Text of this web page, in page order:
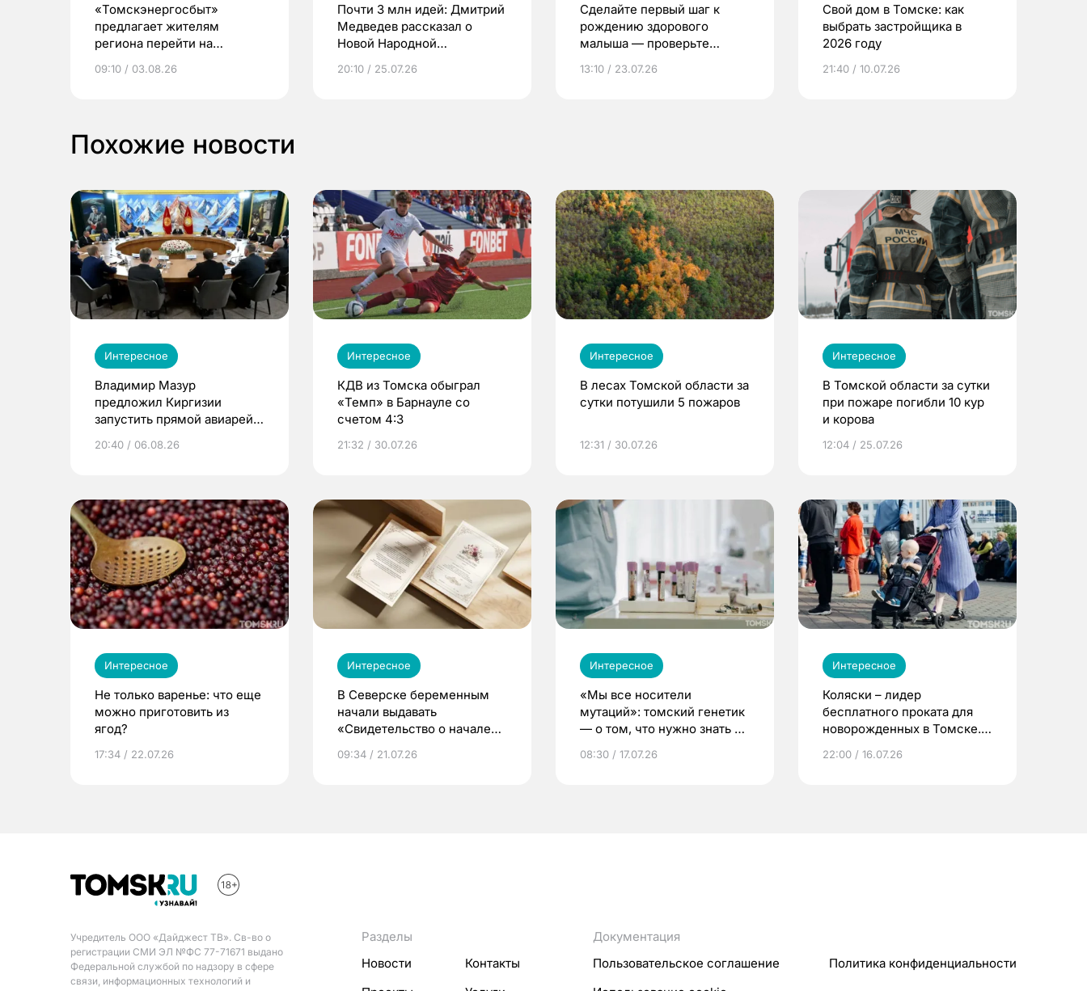
«Томскэнергосбыт»
предлагает жителям
региона перейти на
выиграть призы
09:10 / 03.08.26
Почти 3 млн идей: Дмитрий
Медведев рассказал о
Новой Народной
20:10 / 25.07.26
Сделайте первый шаг к
рождению здорового
малыша — проверьте
по ОМС!
13:10 / 23.07.26
Свой дом в Томске: как
выбрать застройщика в
2026 году
21:40 / 10.07.26
Похожие новости
Интересное
Владимир Мазур
предложил Киргизии
запустить прямой авиарейс
20:40 / 06.08.26
Интересное
КДВ из Томска обыграл
«Темп» в Барнауле со
счетом 4:3
21:32 / 30.07.26
Интересное
В лесах Томской области за
сутки потушили 5 пожаров
12:31 / 30.07.26
Интересное
В Томской области за сутки
при пожаре погибли 10 кур
и корова
12:04 / 25.07.26
Интересное
Не только варенье: что еще
можно приготовить из
ягод?
17:34 / 22.07.26
Интересное
В Северске беременным
начали выдавать
«Свидетельство о начале
09:34 / 21.07.26
Интересное
«Мы все носители
мутаций»: томский генетик
— о том, что нужно знать до
08:30 / 17.07.26
Интересное
Коляски – лидер
бесплатного проката для
новорожденных в Томске.
22:00 / 16.07.26
Учредитель ООО «Дайджест ТВ». Св-во о
регистрации СМИ ЭЛ №ФС 77-71671 выдано
Федеральной службой по надзору в сфере
связи, информационных технологий и
Разделы
Новости
Контакты
Документация
Пользовательское соглашение
Политика конфиденциальности